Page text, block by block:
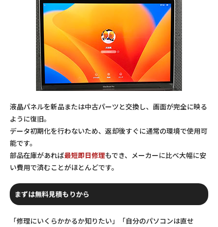
液晶パネルを新品または中古パーツと交換し、画面が完全に映る
ように復旧。
データ初期化を行わないため、返却後すぐに通常の環境で使用可
能です。
部品在庫があれば最短即日修理もでき、メーカーに比べ大幅に安
い費用で済むことがほとんどです。
まずは無料見積もりから
「修理にいくらかかるか知りたい」「自分のパソコンは直せ